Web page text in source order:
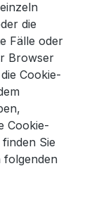
die
Fälle oder
Browser
Cookie-
Cookie-
Sie
folgenden